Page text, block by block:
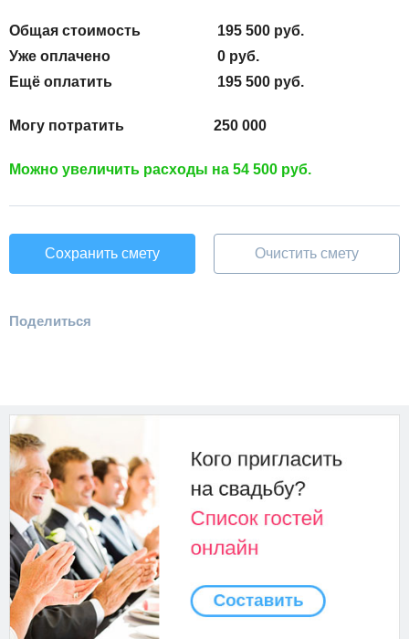
Общая стоимость
195 500 руб.
Уже оплачено
0 руб.
Ещё оплатить
195 500 руб.
Могу потратить 250 000
Можно увеличить расходы на 54 500 руб.
Очистить смету
Сохранить смету
Поделиться